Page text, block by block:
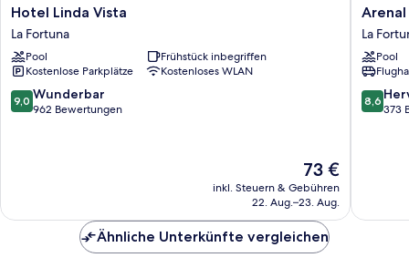
Hotel
Linda
Vista
La
Fortuna
Hotel Linda Vista
La Fortuna
Pool
Frühstück inbegriffen
Kostenlose Parkplätze
Kostenloses WLAN
9.0
von
9,0 Wunderbar
962 Bewertungen
Der
Preis
beträgt
73 €
inkl. Steuern & Gebühren
22. Aug.–23. Aug.
Arenal
Hotel
La
Fortuna
La
Pool
8.6
von
8,6
373
Ähnliche Unterkünfte vergleichen